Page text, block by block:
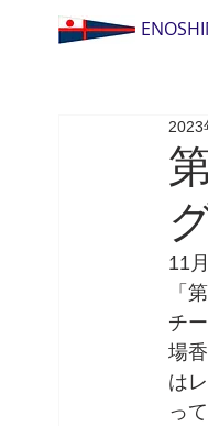
2023
11
「
チ
場
は
っ